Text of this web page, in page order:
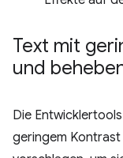
Text mit
und
Die
geringem